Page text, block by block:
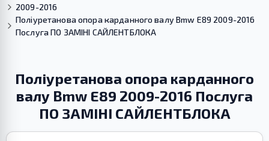
2009-2016
Поліуретанова опора карданного валу Bmw E89 2009-2016
Послуга ПО ЗАМІНІ САЙЛЕНТБЛОКА
Поліуретанова опора карданного
валу Bmw E89 2009-2016 Послуга
ПО ЗАМІНІ САЙЛЕНТБЛОКА